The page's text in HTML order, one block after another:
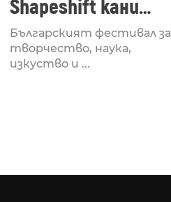
Shapeshift кани
Fabrizio Mammarella
за откриването си
Българският фестивал за
творчество, наука,
изкуство и ...